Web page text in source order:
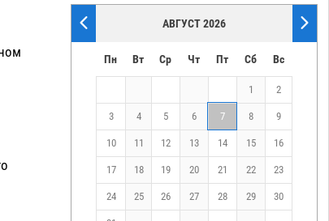
АВГУСТ 2026
Пн Вт Ср Чт Пт Сб Вс
1 2
3 4 5 6 7 8 9
10 11 12 13 14 15 16
17 18 19 20 21 22 23
24 25 26 27 28 29 30